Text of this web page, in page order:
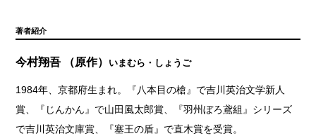
著者紹介
今村翔吾 （原作） いまむら・しょうご
1984年、京都府生まれ。『八本目の槍』で吉川英治文学新人
賞、『じんかん』で山田風太郎賞、『羽州ぼろ鳶組』シリーズ
で吉川英治文庫賞、『塞王の盾』で直木賞を受賞。